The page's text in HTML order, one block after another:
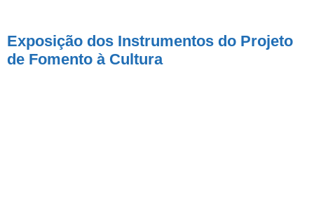
Exposição dos Instrumentos do Projeto
de Fomento à Cultura